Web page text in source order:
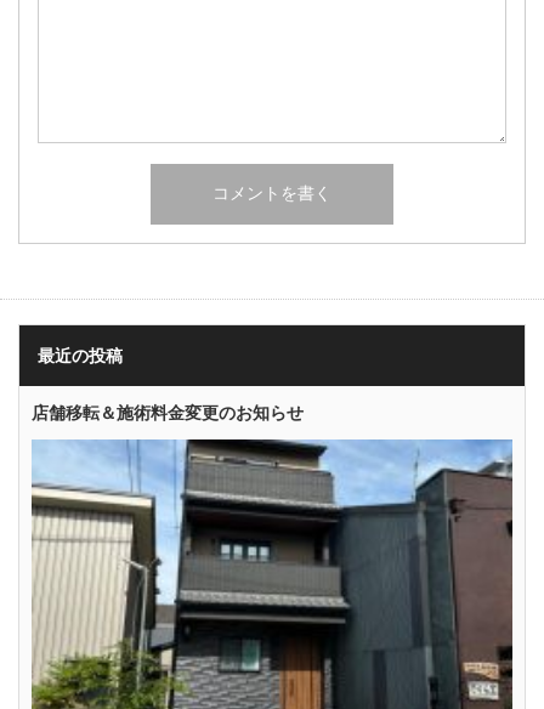
最近の投稿
店舗移転＆施術料金変更のお知らせ